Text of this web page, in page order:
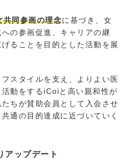
共同参画の理念に基づき、女
の参画促進、キャリアの継
ることを目的とした活動を展
スタイルを支え、よりよい医
動をするiCoiと高い親和性が
ちが賛助会員として入会させ
通の目的達成に近づいていく
アップデート